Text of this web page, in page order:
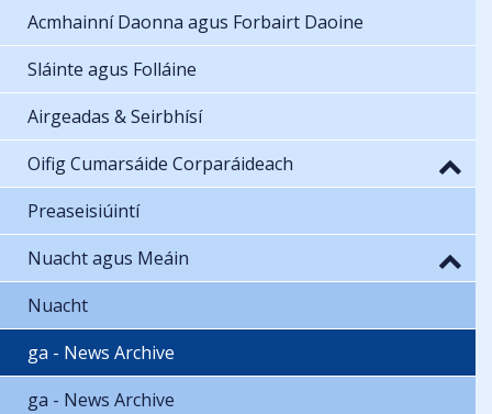
Acmhainní Daonna agus Forbairt Daoine
Sláinte agus Folláine
Airgeadas & Seirbhísí
Oifig Cumarsáide Corparáideach
Preaseisiúintí
Nuacht agus Meáin
Nuacht
ga - News Archive
ga - News Archive